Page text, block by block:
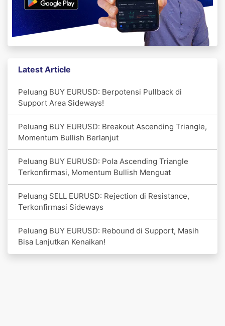
Latest Article
Peluang BUY EURUSD: Berpotensi Pullback di
Support Area Sideways!
Peluang BUY EURUSD: Breakout Ascending Triangle,
Momentum Bullish Berlanjut
Peluang BUY EURUSD: Pola Ascending Triangle
Terkonfirmasi, Momentum Bullish Menguat
Peluang SELL EURUSD: Rejection di Resistance,
Terkonfirmasi Sideways
Peluang BUY EURUSD: Rebound di Support, Masih
Bisa Lanjutkan Kenaikan!